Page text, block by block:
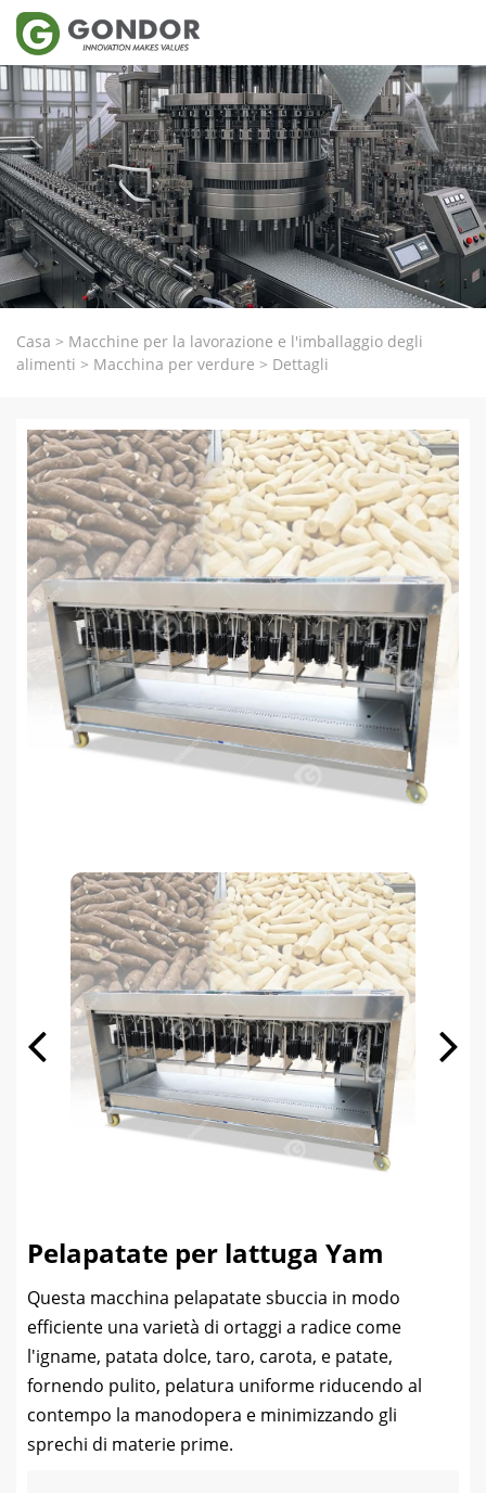
Casa > Macchine per la lavorazione e l'imballaggio degli
alimenti > Macchina per verdure > Dettagli
Pelapatate per lattuga Yam
Questa macchina pelapatate sbuccia in modo
efficiente una varietà di ortaggi a radice come
l'igname, patata dolce, taro, carota, e patate,
fornendo pulito, pelatura uniforme riducendo al
contempo la manodopera e minimizzando gli
sprechi di materie prime.